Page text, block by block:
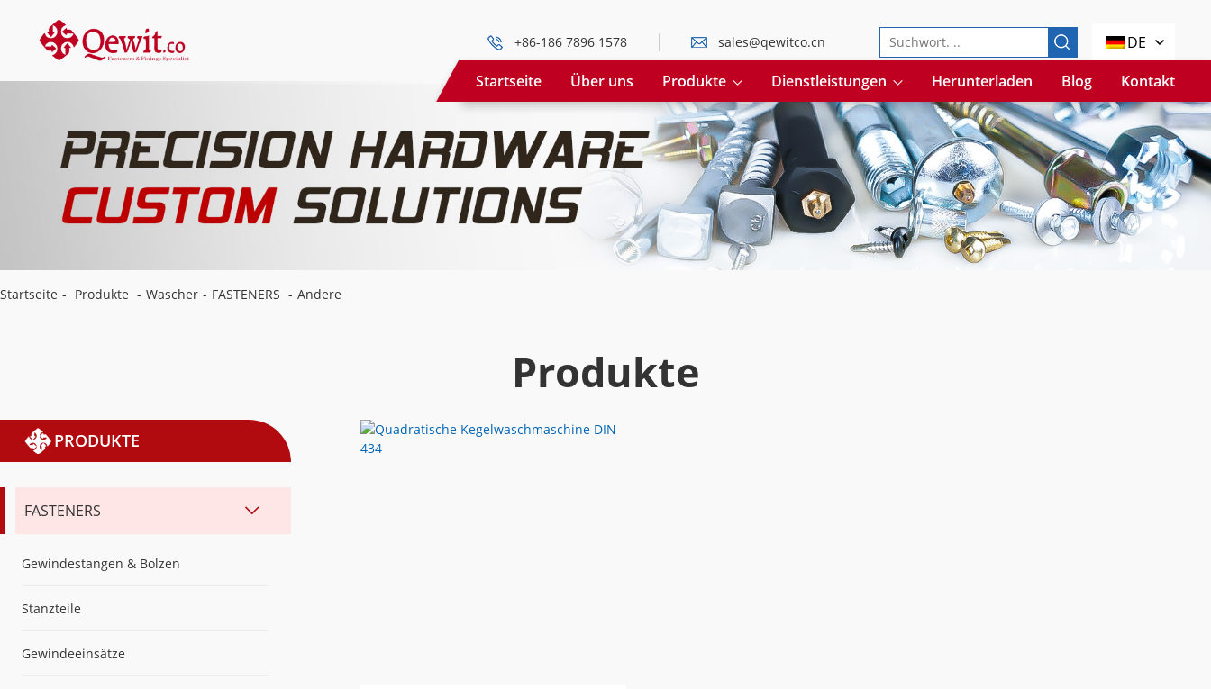
+86-186 7896 1578 sales@qewitco.cn
DE
Startseite
Über uns Produkte Dienstleistungen Herunterladen Blog Kontakt
Startseite - Produkte - Wascher - FASTENERS - Andere
Produkte
PRODUKTE
FASTENERS
Gewindestangen & Bolzen
Stanzteile
Gewindeeinsätze